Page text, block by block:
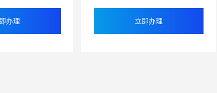
办理 立即办理